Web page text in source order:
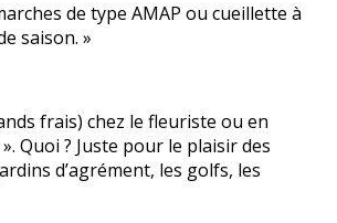
de type AMAP ou cueillette à
saison. »
frais) chez le fleuriste ou en
Quoi ? Juste pour le plaisir des
d’agrément, les golfs, les